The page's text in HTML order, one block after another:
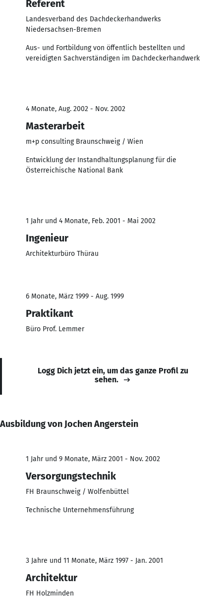
Referent
Landesverband des Dachdeckerhandwerks
Niedersachsen-Bremen
Aus- und Fortbildung von öffentlich bestellten und
vereidigten Sachverständigen im Dachdeckerhandwerk
4 Monate, Aug. 2002 - Nov. 2002
Masterarbeit
m+p consulting Braunschweig / Wien
Entwicklung der Instandhaltungsplanung für die
Österreichische National Bank
1 Jahr und 4 Monate, Feb. 2001 - Mai 2002
Ingenieur
Architekturbüro Thürau
6 Monate, März 1999 - Aug. 1999
Praktikant
Büro Prof. Lemmer
Logg Dich jetzt ein, um das ganze Profil zu
sehen.
Ausbildung von Jochen Angerstein
1 Jahr und 9 Monate, März 2001 - Nov. 2002
Versorgungstechnik
FH Braunschweig / Wolfenbüttel
Technische Unternehmensführung
3 Jahre und 11 Monate, März 1997 - Jan. 2001
Architektur
FH Holzminden